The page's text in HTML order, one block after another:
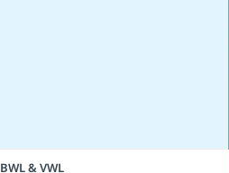
BWL & VWL